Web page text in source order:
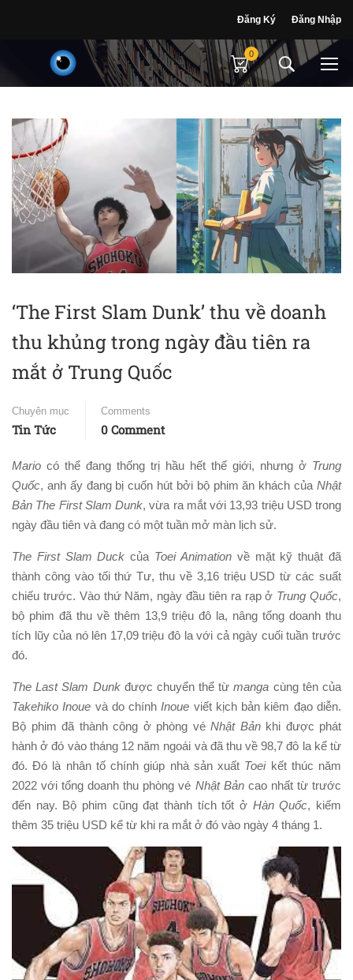
Đăng Ký Đăng Nhập
0
‘The First Slam Dunk’ thu về doanh
thu khủng trong ngày đầu tiên ra
mắt ở Trung Quốc
Chuyên mục
Tin Tức
Comments
0 Comment
Mario có thể đang thống trị hầu hết thế giới, nhưng ở Trung
Quốc, anh ấy đang bị cuốn hút bởi bộ phim ăn khách của Nhật
Bản The First Slam Dunk, vừa ra mắt với 13,93 triệu USD trong
ngày đầu tiên và đang có một tuần mở màn lịch sử.
The First Slam Duck của Toei Animation về mặt kỹ thuật đã
thành công vào tối thứ Tư, thu về 3,16 triệu USD từ các suất
chiếu trước. Vào thứ Năm, ngày đầu tiên ra rạp ở Trung Quốc,
bộ phim đã thu về thêm 13,9 triệu đô la, nâng tổng doanh thu
tích lũy của nó lên 17,09 triệu đô la với cả ngày cuối tuần trước
đó.
The Last Slam Dunkđược chuyển thể từmanga cùng tên của
Takehiko Inoue và do chính Inoue viết kịch bản kiêm đạo diễn.
Bộ phim đã thành công ở phòng véNhật Bảnkhi được phát
hành ở đó vào tháng 12 năm ngoái và đã thu về 98,7 đô la kể từ
đó. Đó là nhân tố chính giúp nhà sản xuất Toei kết thúc năm
2022 với tổng doanh thu phòng vé Nhật Bảncao nhất từ ​​trước
đến nay. Bộ phim cũng đạt thành tích tốt ở Hàn Quốc, kiếm
thêm 35 triệu USD kể từ khi ra mắt ở đó vào ngày 4 tháng 1.